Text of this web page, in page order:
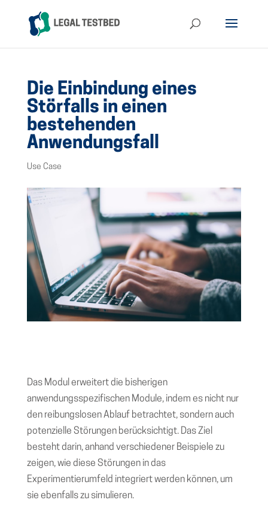
Die Einbindung eines
Störfalls in einen
bestehenden
Anwendungsfall
Use Case
Das Modul erweitert die bisherigen
anwendungsspezifischen Module, indem es nicht nur
den reibungslosen Ablauf betrachtet, sondern auch
potenzielle Störungen berücksichtigt. Das Ziel
besteht darin, anhand verschiedener Beispiele zu
zeigen, wie diese Störungen in das
Experimentierumfeld integriert werden können, um
sie ebenfalls zu simulieren.